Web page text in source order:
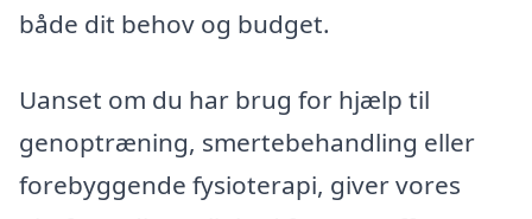
både dit behov og budget.
Uanset om du har brug for hjælp til
genoptræning, smertebehandling eller
forebyggende fysioterapi, giver vores